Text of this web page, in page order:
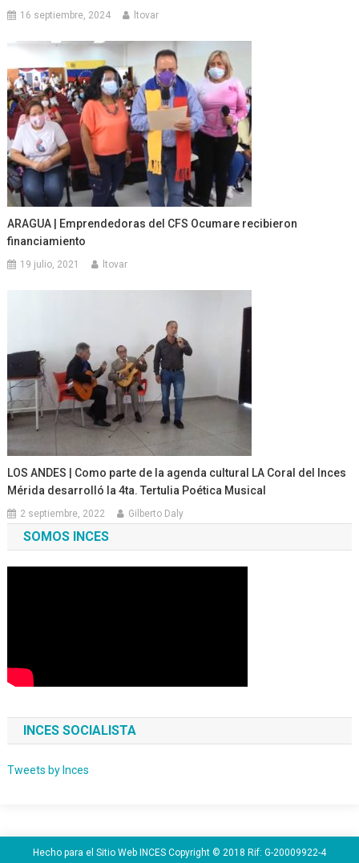
16 septiembre, 2024 ltovar
ARAGUA | Emprendedoras del CFS Ocumare recibieron
financiamiento
19 julio, 2021 ltovar
LOS ANDES | Como parte de la agenda cultural LA Coral del Inces
Mérida desarrolló la 4ta. Tertulia Poética Musical
2 septiembre, 2022 Gilberto Daly
SOMOS INCES
INCES SOCIALISTA
Tweets by Inces
Hecho para el Sitio Web INCES Copyright © 2018 Rif: G-20009922-4